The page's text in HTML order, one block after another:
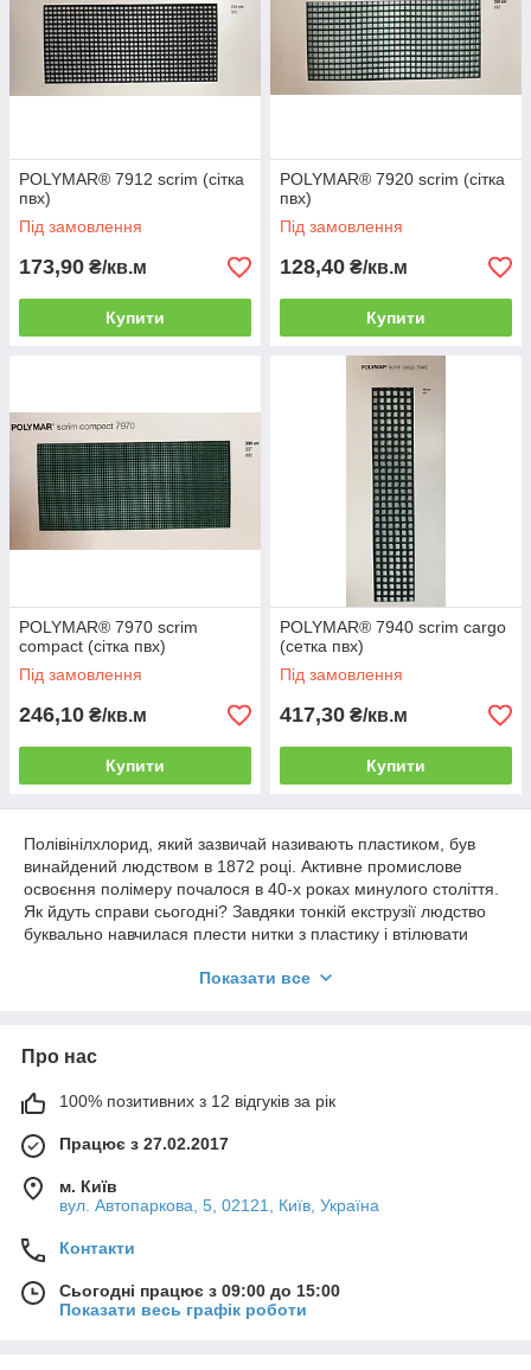
POLYMAR® 7912 scrim (сітка
пвх)
Під замовлення
173,90 ₴/кв.м
Купити
POLYMAR® 7920 scrim (сітка
пвх)
Під замовлення
128,40 ₴/кв.м
Купити
POLYMAR® 7970 scrim
compact (сітка пвх)
Під замовлення
246,10 ₴/кв.м
Купити
POLYMAR® 7940 scrim cargo
(сетка пвх)
Під замовлення
417,30 ₴/кв.м
Купити
Полівінілхлорид, який зазвичай називають пластиком, був
винайдений людством в 1872 році. Активне промислове
освоєння полімеру почалося в 40-х роках минулого століття.
Як йдуть справи сьогодні? Завдяки тонкій екструзії людство
буквально навчилася плести нитки з пластику і втілювати
приклад - ПВХ сітка, купити яку ми пропонуємо прямо від
органічно вписалася в концепцію промислового
огородження;
повітропроникні автотенты;
тимчасові і постійні конструкції.
Перед тим як купити сітку ПВХ необхідно визначитися з
такими параметрами як: світлопроникність, вага, міцність на
розрив, міцність шва і повітропроникність. Неважко
здогадатися, що параметри слід підбирати під задачу,
Показати все
Про нас
100% позитивних з 12 відгуків за рік
Працює з 27.02.2017
м. Київ
вул. Автопаркова, 5, 02121, Київ, Україна
Контакти
Сьогодні працює з 09:00 до 15:00
Показати весь графік роботи